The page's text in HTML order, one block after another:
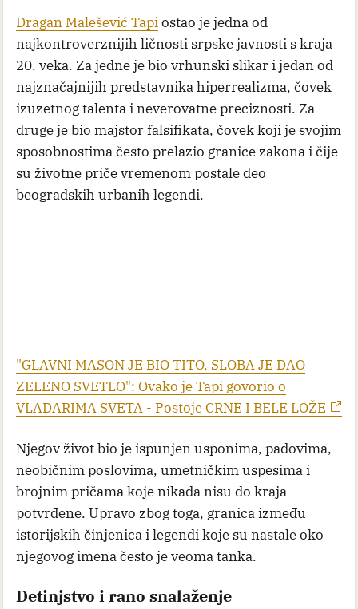
Dragan Malešević Tapiostao je jedna od
najkontroverznijih ličnosti srpske javnosti s kraja
20. veka. Za jedne je bio vrhunski slikar i jedan od
najznačajnijih predstavnika hiperrealizma, čovek
izuzetnog talenta i neverovatne preciznosti. Za
druge je bio majstor falsifikata, čovek koji je svojim
sposobnostima često prelazio granice zakona i čije
su životne priče vremenom postale deo
beogradskih urbanih legendi.
"GLAVNI MASON JE BIO TITO, SLOBA JE DAO
ZELENO SVETLO": Ovako je Tapi govorio o
VLADARIMA SVETA - Postoje CRNE I BELE LOŽE
Njegov život bio je ispunjen usponima, padovima,
neobičnim poslovima, umetničkim uspesima i
brojnim pričama koje nikada nisu do kraja
potvrđene. Upravo zbog toga, granica između
istorijskih činjenica i legendi koje su nastale oko
njegovog imena često je veoma tanka.
Detinjstvo i rano snalaženje